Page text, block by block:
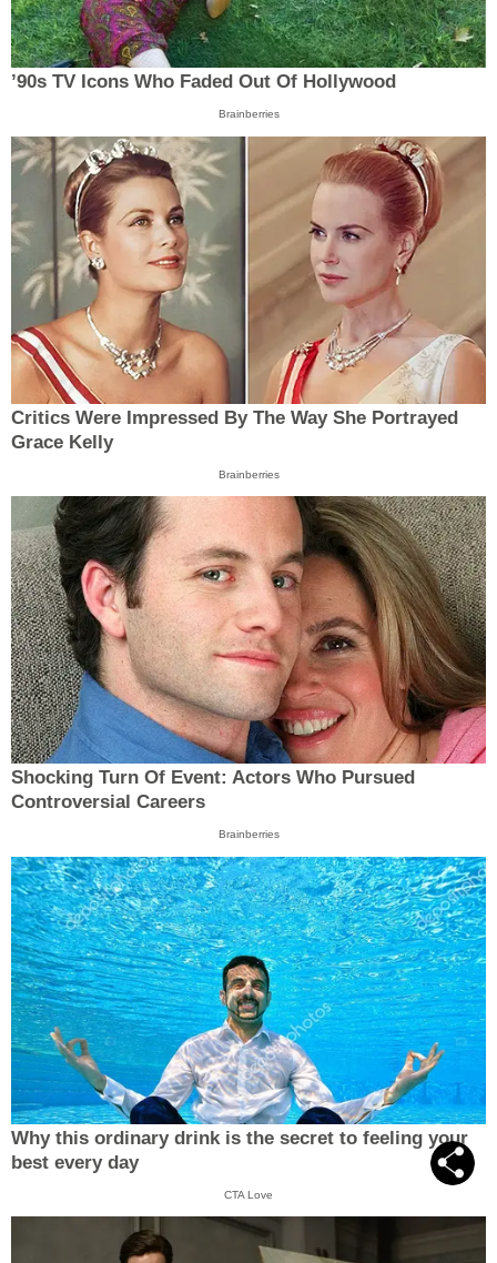
’90s TV Icons Who Faded Out Of Hollywood
Brainberries
Critics Were Impressed By The Way She Portrayed
Grace Kelly
Brainberries
Shocking Turn Of Event: Actors Who Pursued
Controversial Careers
Brainberries
Why this ordinary drink is the secret to feeling your
best every day
CTA Love